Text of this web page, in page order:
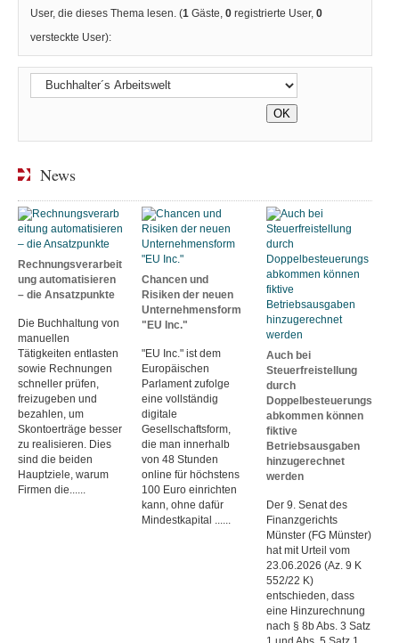
User, die dieses Thema lesen. (1 Gäste,0 registrierte User,0
versteckte User):
News
Rechnungsverarbeit
ung automatisieren
– die Ansatzpunkte
Die Buchhaltung von
manuellen
Tätigkeiten entlasten
sowie Rechnungen
schneller prüfen,
freizugeben und
bezahlen, um
Skontoerträge besser
zu realisieren. Dies
sind die beiden
Hauptziele, warum
Firmen die......
Chancen und
Risiken der neuen
Unternehmensform
"EU Inc."
"EU Inc." ist dem
Europäischen
Parlament zufolge
eine vollständig
digitale
Gesellschaftsform,
die man innerhalb
von 48 Stunden
online für höchstens
100 Euro einrichten
kann, ohne dafür
Mindestkapital ......
Auch bei
Steuerfreistellung
durch
Doppelbesteuerungs
abkommen können
fiktive
Betriebsausgaben
hinzugerechnet
werden
Der 9. Senat des
Finanzgerichts
Münster (FG Münster)
hat mit Urteil vom
23.06.2026 (Az. 9 K
552/22 K)
entschieden, dass
eine Hinzurechnung
nach § 8b Abs. 3 Satz